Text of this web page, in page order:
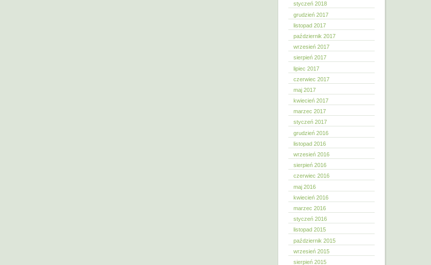
styczeń 2018
grudzień 2017
listopad 2017
październik 2017
wrzesień 2017
sierpień 2017
lipiec 2017
czerwiec 2017
maj 2017
kwiecień 2017
marzec 2017
styczeń 2017
grudzień 2016
listopad 2016
wrzesień 2016
sierpień 2016
czerwiec 2016
maj 2016
kwiecień 2016
marzec 2016
styczeń 2016
listopad 2015
październik 2015
wrzesień 2015
sierpień 2015